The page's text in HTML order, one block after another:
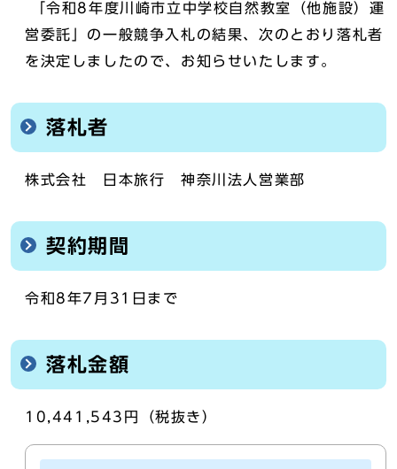
「令和8年度川崎市立中学校自然教室（他施設）運
営委託」の一般競争入札の結果、次のとおり落札者
を決定しましたので、お知らせいたします。
落札者
株式会社 日本旅行 神奈川法人営業部
契約期間
令和8年7月31日まで
落札金額
10,441,543円（税抜き）